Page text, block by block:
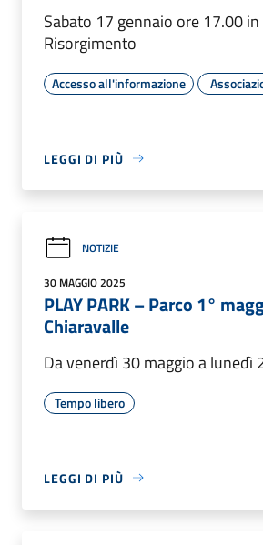
Sabato 17 gennaio ore 17.00 in
Risorgimento
Accesso all'informazione
LEGGI DI PIÙ
NOTIZIE
30 MAGGIO 2025
PLAY PARK – Parco 1°
Chiaravalle
Da venerdì 30 maggio a lunedì
Tempo libero
LEGGI DI PIÙ